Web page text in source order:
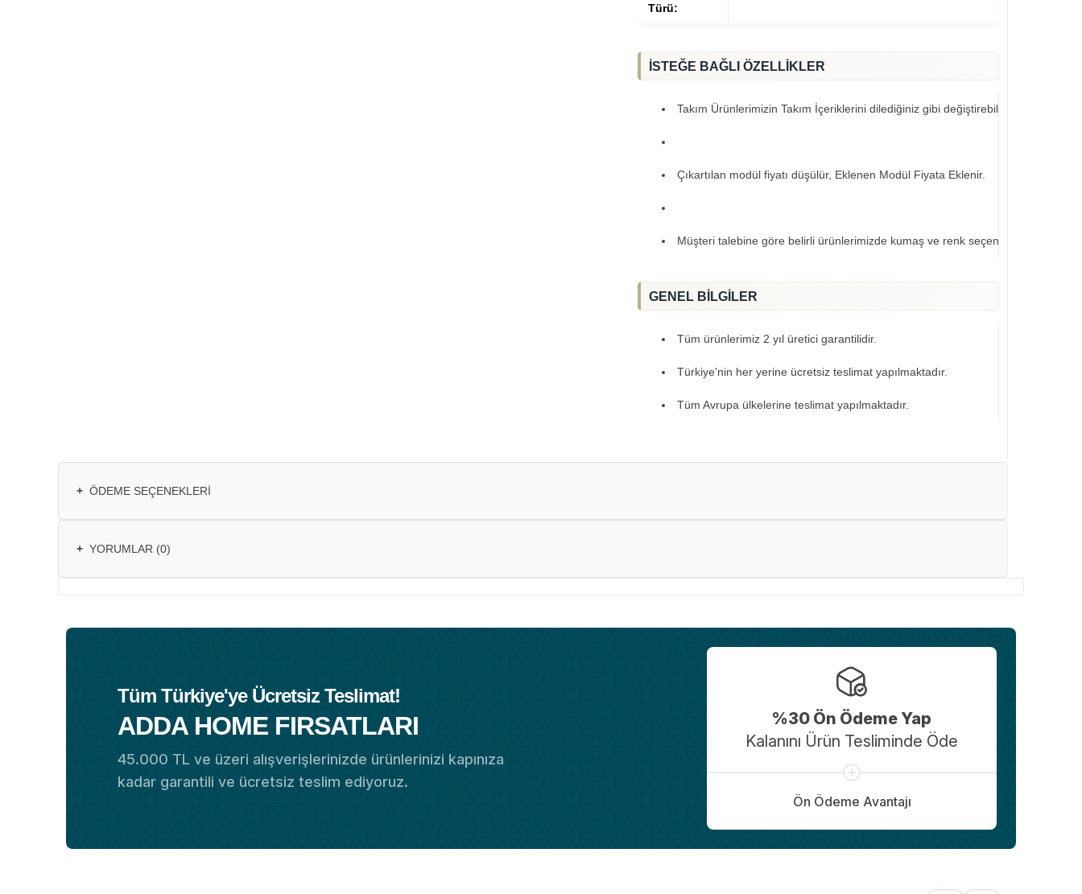
Türü:
İSTEĞE BAĞLI ÖZELLİKLER
Takım Ürünlerimizin Takım İçeriklerini dilediğiniz gibi değiştirebilirsiniz..
Çıkartılan modül fiyatı düşülür, Eklenen Modül Fiyata Eklenir.
Müşteri talebine göre belirli ürünlerimizde kumaş ve renk seçeneklerimiz
GENEL BİLGİLER
Tüm ürünlerimiz 2 yıl üretici garantilidir.
Türkiye'nin her yerine ücretsiz teslimat yapılmaktadır.
Tüm Avrupa ülkelerine teslimat yapılmaktadır.
+ ÖDEME SEÇENEKLERI
+ YORUMLAR (0)
Tüm Türkiye'ye Ücretsiz Teslimat!
ADDA HOME FIRSATLARI
45.000 TL ve üzeri alışverişlerinizde ürünlerinizi kapınıza
kadar garantili ve ücretsiz teslim ediyoruz.
%30 Ön Ödeme Yap
Kalanını Ürün Tesliminde Öde
Ön Ödeme Avantajı